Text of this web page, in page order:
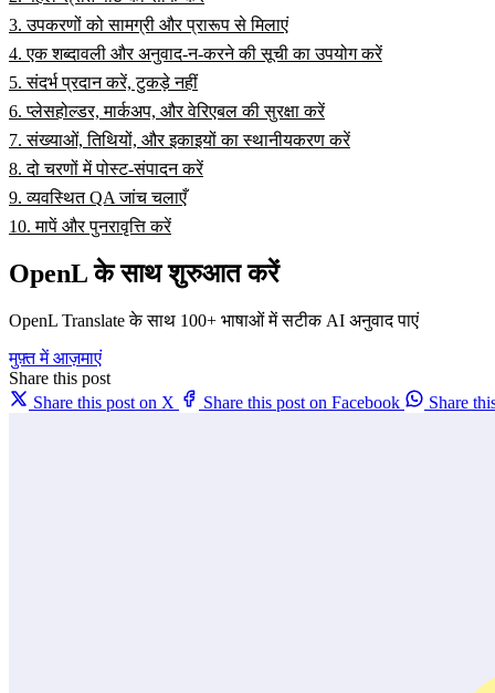
3. उपकरणों को सामग्री और प्रारूप से मिलाएं
4. एक शब्दावली और अनुवाद-न-करने की सूची का उपयोग करें
5. संदर्भ प्रदान करें, टुकड़े नहीं
6. प्लेसहोल्डर, मार्कअप, और वेरिएबल की सुरक्षा करें
7. संख्याओं, तिथियों, और इकाइयों का स्थानीयकरण करें
8. दो चरणों में पोस्ट-संपादन करें
9. व्यवस्थित QA जांच चलाएँ
10. मापें और पुनरावृत्ति करें
OpenL के साथ शुरुआत करें
OpenL Translate के साथ 100+ भाषाओं में सटीक AI अनुवाद पाएं
मुफ़्त में आज़माएं
Share this post
Share this post on X
Share this post on Facebook Share